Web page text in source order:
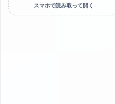
スマホで読み取って開く